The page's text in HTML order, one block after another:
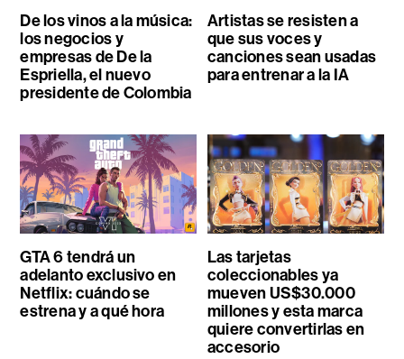
De los vinos a la música:
los negocios y
empresas de De la
Espriella, el nuevo
presidente de Colombia
Artistas se resisten a
que sus voces y
canciones sean usadas
para entrenar a la IA
GTA 6 tendrá un
adelanto exclusivo en
Netflix: cuándo se
estrena y a qué hora
Las tarjetas
coleccionables ya
mueven US$30.000
millones y esta marca
quiere convertirlas en
accesorio